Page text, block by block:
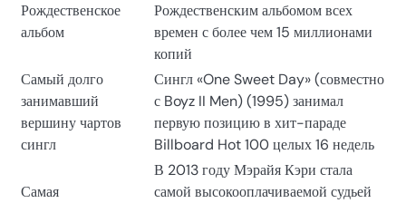
Рождественское
альбом
Рождественским альбомом всех
времен с более чем 15 миллионами
копий
Самый долго
занимавший
вершину чартов
сингл
Сингл «One Sweet Day» (совместно
с Boyz II Men) (1995) занимал
первую позицию в хит-параде
Billboard Hot 100 целых 16 недель
Самая
В 2013 году Мэрайя Кэри стала
самой высокооплачиваемой судьей